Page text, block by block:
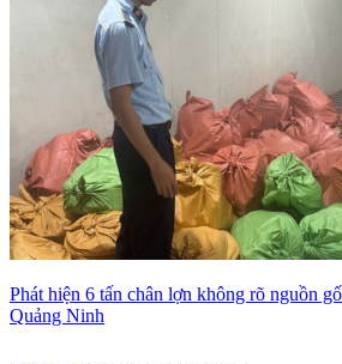
Phát hiện 6 tấn chân lợn không rõ nguồn
Quảng Ninh